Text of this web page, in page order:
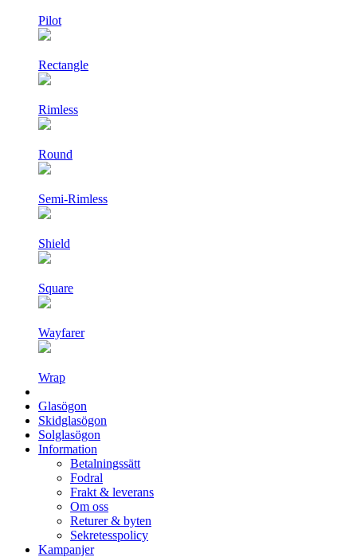
Pilot
Rectangle
Rimless
Round
Semi-Rimless
Shield
Square
Wayfarer
Wrap
Glasögon
Skidglasögon
Solglasögon
Information
Betalningssätt
Fodral
Frakt & leverans
Om oss
Returer & byten
Sekretesspolicy
Kampanjer